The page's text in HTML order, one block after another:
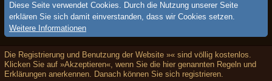
Diese Seite verwendet Cookies. Durch die Nutzung unserer Seite
erklären Sie sich damit einverstanden, dass wir Cookies setzen.
Weitere Informationen
Die Registrierung und Benutzung der Website »« sind völlig kostenlos.
Klicken Sie auf »Akzeptieren«, wenn Sie die hier genannten Regeln und
Erklärungen anerkennen. Danach können Sie sich registrieren.